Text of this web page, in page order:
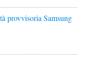
provvisoria Samsung